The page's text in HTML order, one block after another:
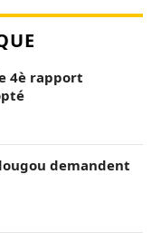
4è rapport
demandent